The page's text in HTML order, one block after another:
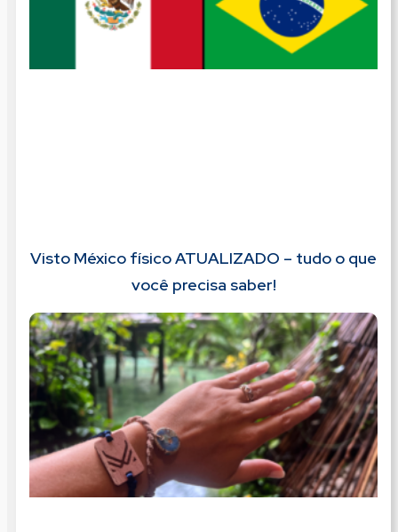
Visto México físico ATUALIZADO – tudo o que
você precisa saber!